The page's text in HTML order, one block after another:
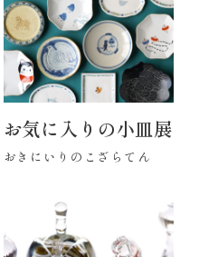
お気に入りの小皿展
おきにいりのこざらてん